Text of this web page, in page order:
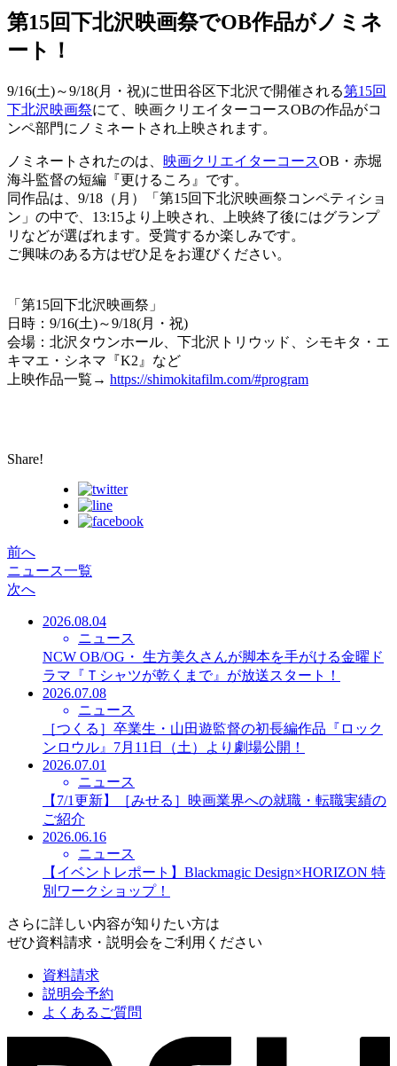
第15回下北沢映画祭でOB作品がノミネ
ート！
9/16(土)～9/18(月・祝)に世田谷区下北沢で開催される第15回
下北沢映画祭にて、映画クリエイターコースOBの作品がコ
ンペ部門にノミネートされ上映されます。
ノミネートされたのは、 映画クリエイターコースOB・赤堀
海斗監督の短編『更けるころ』です。
同作品は、9/18（月）「第15回下北沢映画祭コンペティショ
ン」の中で、13:15より上映され、上映終了後にはグランプ
リなどが選ばれます。受賞するか楽しみです。
ご興味のある方はぜひ足をお運びください。
「第15回下北沢映画祭」
日時：9/16(土)～9/18(月・祝)
会場：北沢タウンホール、下北沢トリウッド、シモキタ・エ
キマエ・シネマ『K2』など
上映作品一覧→ https://shimokitafilm.com/#program
Share!
前へ
ニュース一覧
次へ
2026.08.04
ニュース
NCW OB/OG・ 生方美久さんが脚本を手がける金曜ド
ラマ『Ｔシャツが乾くまで』が放送スタート！
2026.07.08
ニュース
［つくる］卒業生・山田遊監督の初長編作品『ロック
ンロウル』7月11日（土）より劇場公開！
2026.07.01
ニュース
【7/1更新】［みせる］映画業界への就職・転職実績の
ご紹介
2026.06.16
ニュース
【イベントレポート】Blackmagic Design×HORIZON 特
別ワークショップ！
さらに詳しい内容が知りたい方は
ぜひ資料請求・説明会をご利用ください
資料請求
説明会予約
よくあるご質問